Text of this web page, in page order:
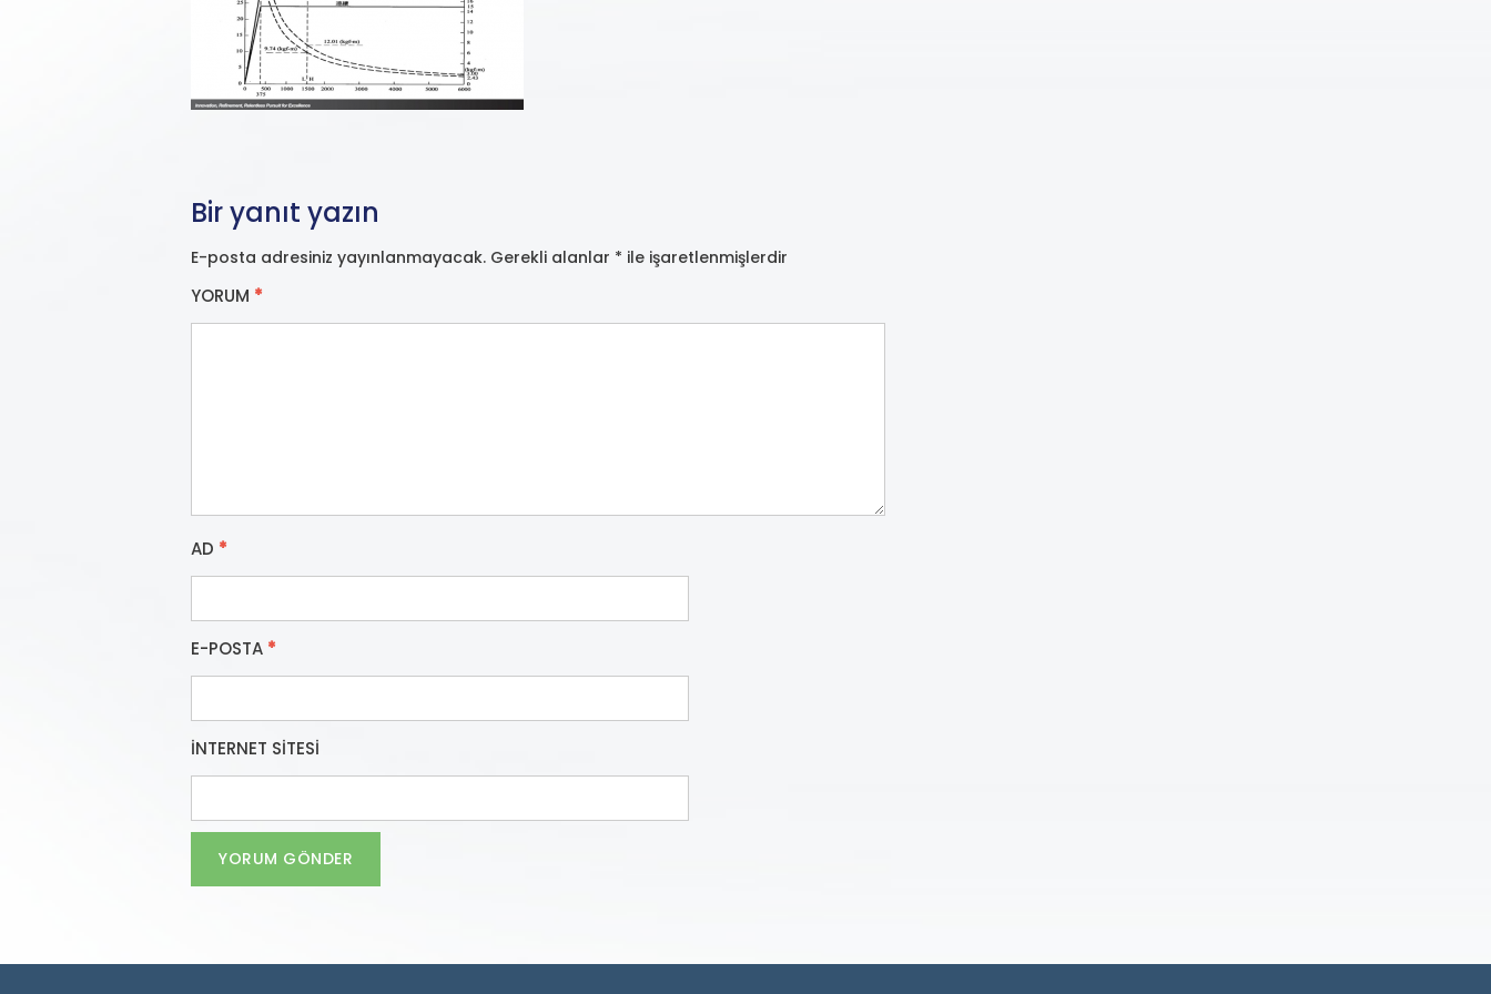
Bir yanıt yazın
E-posta adresiniz yayınlanmayacak. Gerekli alanlar * ile işaretlenmişlerdir
YORUM *
AD *
E-POSTA *
İNTERNET SITESI